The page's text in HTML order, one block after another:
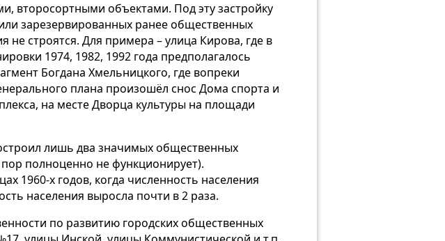
второсортными объектами. Под эту застройку
зарезервированных ранее общественных
строятся. Для примера – улица Кирова, где в
1974, 1982, 1992 года предполагалось
Богдана Хмельницкого, где вопреки
плана произошёл снос Дома спорта и
на месте Дворца культуры на площади
лишь два значимых общественных
полноценно не функционирует).
1960-х годов, когда численность населения
населения выросла почти в 2 раза.
по развитию городских общественных